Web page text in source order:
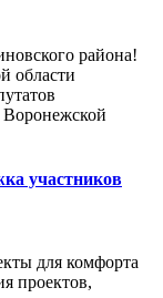
района!
области
Воронежской
участников
для комфорта
проектов,